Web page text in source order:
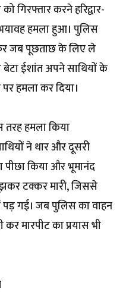
गिरफ्तार करने हरिद्वार-
हमला हुआ। पुलिस
जब पूछताछ के लिए ले
ईशांत अपने साथियों के
हमला कर दिया।
तरह हमला किया
ने थार और दूसरी
पीछा किया और भूमानंद
टक्कर मारी, जिससे
पड़ गई। जब पुलिस का वाहन
मारपीट का प्रयास भी